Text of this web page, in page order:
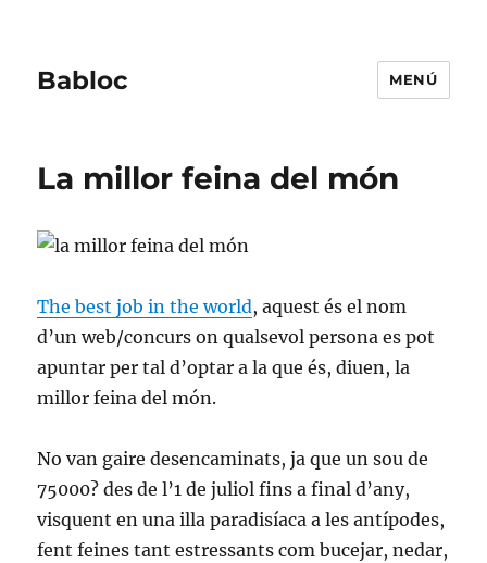
Babloc MENÚ
La millor feina del món
The best job in the world, aquest és el nom
d’un web/concurs on qualsevol persona es pot
apuntar per tal d’optar a la que és, diuen, la
millor feina del món.
No van gaire desencaminats, ja que un sou de
75000? des de l’1 de juliol fins a final d’any,
visquent en una illa paradisíaca a les antípodes,
fent feines tant estressants com bucejar, nedar,